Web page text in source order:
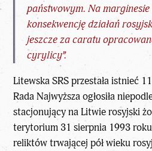
państwowym. Na
konsekwencję działań
jeszcze za caratu
cyrylicy”.
Litewska SRS przestała istnieć
Rada Najwyższa ogłosiła
stacjonujący na Litwie rosyjski
terytorium 31 sierpnia 1993
reliktów trwającej pół wieku